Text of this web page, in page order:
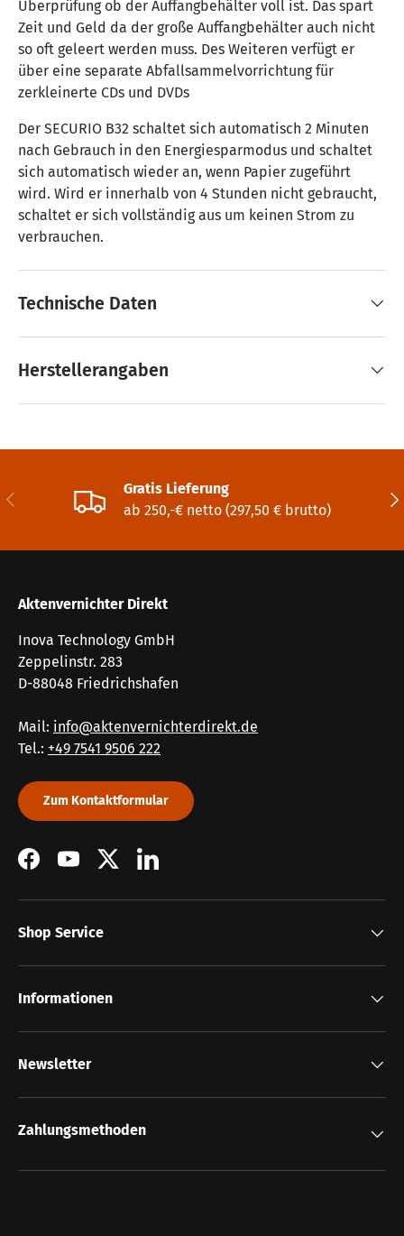
Überprüfung ob der Auffangbehälter voll ist. Das spart
Zeit und Geld da der große Auffangbehälter auch nicht
so oft geleert werden muss. Des Weiteren verfügt er
über eine separate Abfallsammelvorrichtung für
zerkleinerte CDs und DVDs
Der SECURIO B32 schaltet sich automatisch 2 Minuten
nach Gebrauch in den Energiesparmodus und schaltet
sich automatisch wieder an, wenn Papier zugeführt
wird. Wird er innerhalb von 4 Stunden nicht gebraucht,
schaltet er sich vollständig aus um keinen Strom zu
verbrauchen.
Technische Daten
Herstellerangaben
Vorherige
Gratis Lieferung
ab 250,-€ netto (297,50 € brutto)
Aktenvernichter Direkt
Inova Technology GmbH
Zeppelinstr. 283
D-88048 Friedrichshafen
Mail: info@aktenvernichterdirekt.de
Tel.: +49 7541 9506 222
Zum Kontaktformular
FacebookYouTubeTwitterLinkedIn
Shop Service
Informationen
Newsletter
Zahlungsmethoden